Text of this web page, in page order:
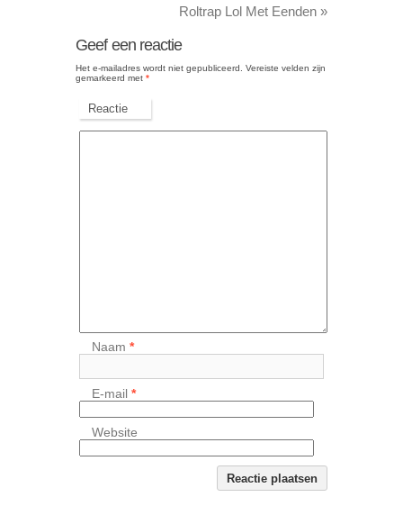
Roltrap Lol Met Eenden »
Geef een reactie
Het e-mailadres wordt niet gepubliceerd.
Vereiste velden zijn
gemarkeerd met *
Reactie
Naam*
E-mail*
Website